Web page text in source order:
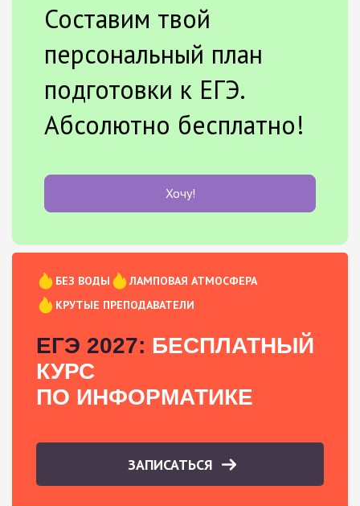
Составим твой
персональный план
подготовки к ЕГЭ.
Абсолютно бесплатно!
Хочу!
БЕЗ ВОДЫ
ЛАМПОВАЯ АТМОСФЕРА
КРУТЫЕ ПРЕПОДАВАТЕЛИ
ЕГЭ 2027: БЕСПЛАТНЫЙ
КУРС
ПО ИНФОРМАТИКЕ
ЗАПИСАТЬСЯ